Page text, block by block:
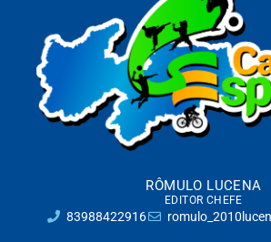
RÔMULO LUCENA
EDITOR CHEFE
83988422916